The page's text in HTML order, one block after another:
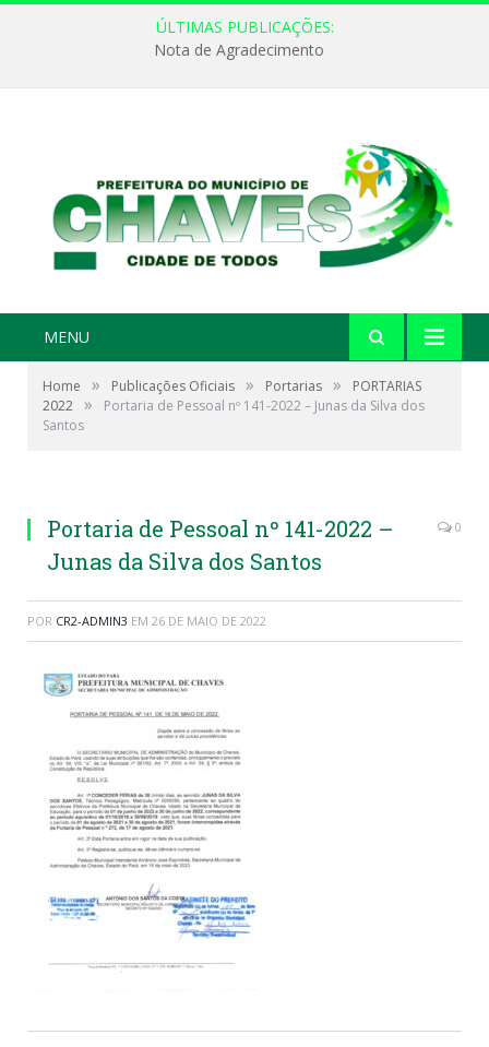
ÚLTIMAS PUBLICAÇÕES:
Nota de Agradecimento
MENU
Home » Publicações Oficiais » Portarias »
PORTARIAS
2022 »
Portaria de Pessoal nº 141-2022 – Junas da Silva dos
Santos
Portaria de Pessoal nº 141-2022 –
Junas da Silva dos Santos
0
POR CR2-ADMIN3 EM 26 DE MAIO DE 2022